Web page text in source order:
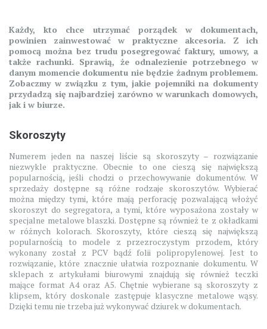
Każdy, kto chce utrzymać porządek w dokumentach,
powinien zainwestować w praktyczne akcesoria. Z ich
pomocą można bez trudu posegregować faktury, umowy, a
także rachunki. Sprawią, że odnalezienie potrzebnego w
danym momencie dokumentu nie będzie żadnym problemem.
Zobaczmy w związku z tym, jakie pojemniki na dokumenty
przydadzą się najbardziej zarówno w warunkach domowych,
jak i w biurze.
Skoroszyty
Numerem jeden na naszej liście są skoroszyty – rozwiązanie
niezwykle praktyczne. Obecnie to one cieszą się największą
popularnością, jeśli chodzi o przechowywanie dokumentów. W
sprzedaży dostępne są różne rodzaje skoroszytów. Wybierać
można między tymi, które mają perforację pozwalającą włożyć
skoroszyt do segregatora, a tymi, które wyposażona zostały w
specjalne metalowe blaszki. Dostępne są również te z okładkami
w różnych kolorach. Skoroszyty, które cieszą się największą
popularnością to modele z przezroczystym przodem, który
wykonany został z PCV bądź folii polipropylenowej. Jest to
rozwiązanie, które znacznie ułatwia rozpoznanie dokumentu. W
sklepach z artykułami biurowymi znajdują się również teczki
mające format A4 oraz A5. Chętnie wybierane są skoroszyty z
klipsem, który doskonale zastępuje klasyczne metalowe wąsy.
Dzięki temu nie trzeba już wykonywać dziurek w dokumentach.